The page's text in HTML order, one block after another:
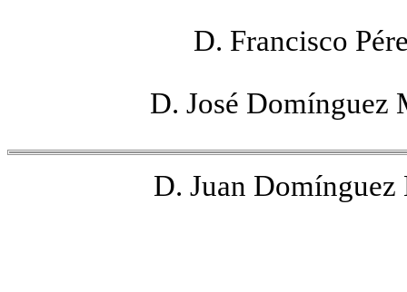
D. Francisco
D. José Domínguez
D. Juan